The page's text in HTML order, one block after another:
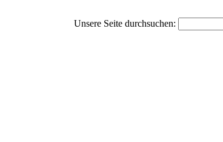
Unsere Seite durchsuchen: